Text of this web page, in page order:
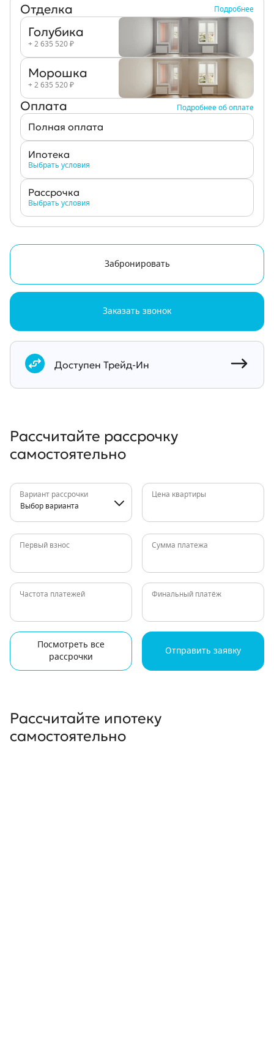
Отделка Подробнее
Голубика
+ 2 635 520 ₽
Морошка
+ 2 635 520 ₽
Оплата Подробнее об оплате
Полная оплата
Ипотека
Выбрать условия
Рассрочка
Выбрать условия
Забронировать
Заказать звонок
Документы
Доступен Трейд-Ин
Рассчитайте рассрочку
самостоятельно
Вариант рассрочки
Выбор варианта
Цена квартиры
Первый взнос Сумма платежа
Частота платежей Финальный платёж
Посмотреть все
рассрочки
Отправить заявку
Рассчитайте ипотеку
самостоятельно